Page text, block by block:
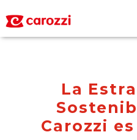
La Estra
Sostenib
Ca rozzi es